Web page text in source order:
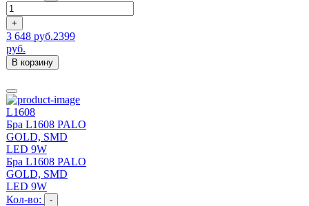
+
3 648 руб.2399
руб.
В корзину
L1608
Бра L1608 PALO
GOLD, SMD
LED 9W
Бра L1608 PALO
GOLD, SMD
LED 9W
Кол-во:
-